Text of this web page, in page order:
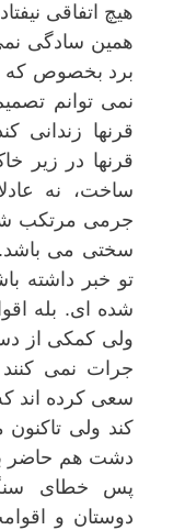
هیچ اتفاقی
همین سادگی نمی
برد بخصوص که
نمی توانم تصمیم
قرنها زندانی
قرنها در زیر
ساخت، نه
جرمی مرتکب
سختی می باشد.
تو خبر داشته
شده ای. بله
ولی کمکی از دست
جرات نمی کنند
سعی کرده اند که
کند ولی تاکنون
دشت هم حاضر
پس خطای
دوستان و